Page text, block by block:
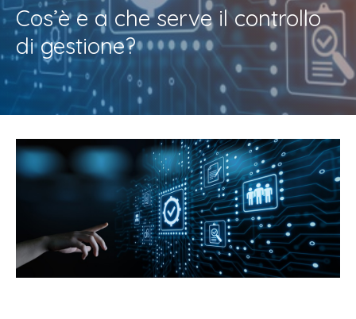
Cos’è e a che serve il controllo
di gestione?